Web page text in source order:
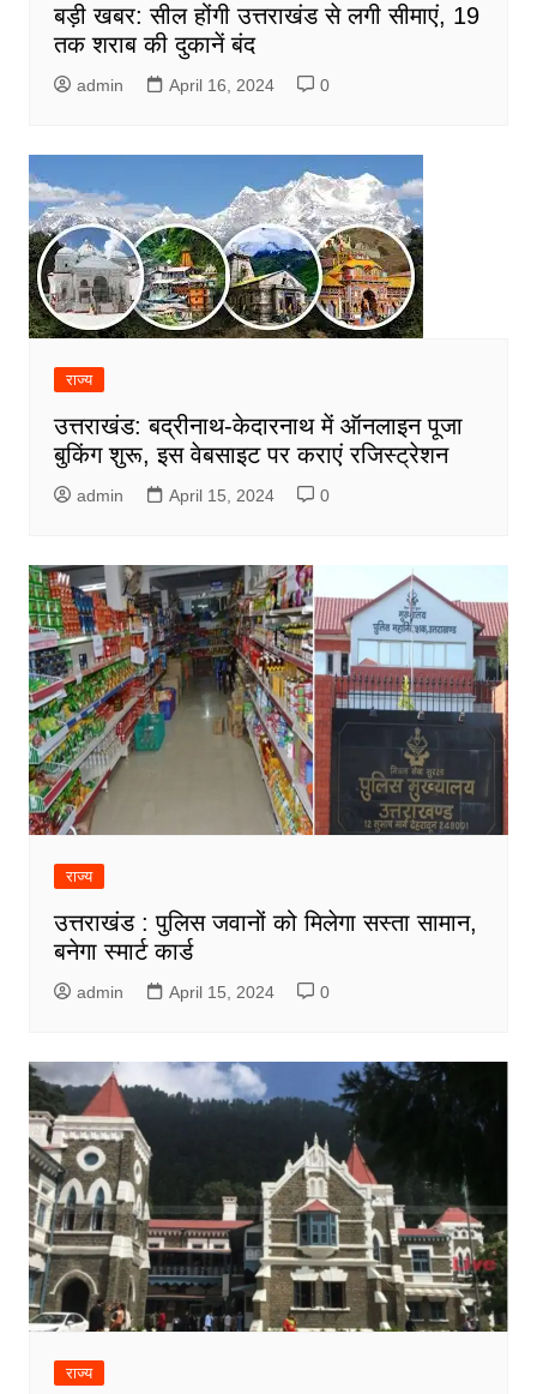
बड़ी खबर: सील होंगी उत्तराखंड से लगी सीमाएं, 19
तक शराब की दुकानें बंद
admin April 16, 2024 0
राज्य
उत्तराखंड: बद्रीनाथ-केदारनाथ में ऑनलाइन पूजा
बुकिंग शुरू, इस वेबसाइट पर कराएं रजिस्ट्रेशन
admin April 15, 2024 0
राज्य
उत्तराखंड : पुलिस जवानों को मिलेगा सस्ता सामान,
बनेगा स्मार्ट कार्ड
admin April 15, 2024 0
राज्य